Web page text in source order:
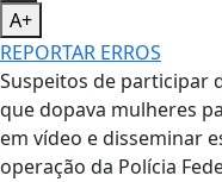
A+
REPORTAR ERROS
Suspeitos de participar
que dopava mulheres
em vídeo e disseminar
operação da Polícia